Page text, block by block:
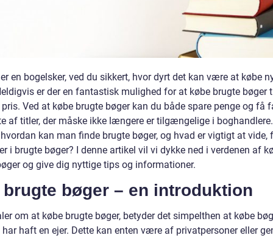
en bogelsker, ved du sikkert, hvor dyrt det kan være at købe
er der en fantastisk mulighed for at købe brugte bøger
Ved at købe brugte bøger kan du både spare penge og få
af titler, der måske ikke længere er tilgængelige i
kan man finde brugte bøger, og hvad er vigtigt at vide,
i brugte bøger? I denne artikel vil vi dykke ned i verdenen af
og give dig nyttige tips og informationer.
brugte bøger – en introduktion
om at købe brugte bøger, betyder det simpelthen at købe
haft en ejer. Dette kan enten være af privatpersoner eller